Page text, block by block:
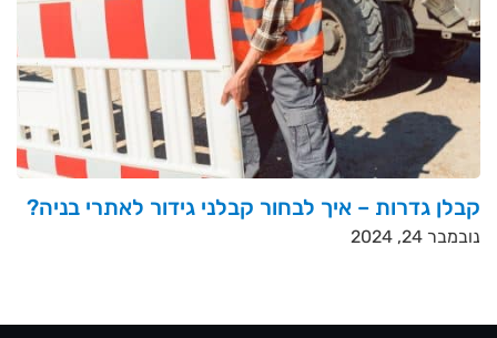
קבלן גדרות – איך לבחור קבלני גידור לאתרי בניה?
נובמבר 24, 2024